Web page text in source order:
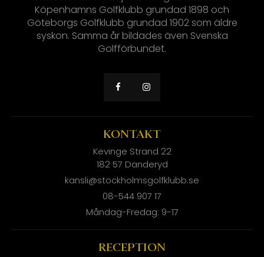
Köpenhamns Golfklubb grundad 1898 och
Göteborgs Golfklubb grundad 1902 som äldre
syskon. Samma år bildades även Svenska
Golfförbundet.
KONTAKT
Kevinge Strand 22
182 57 Danderyd
kansli@stockholmsgolfklubb.se
08-544 907 17
Måndag-Fredag: 9-17
RECEPTION